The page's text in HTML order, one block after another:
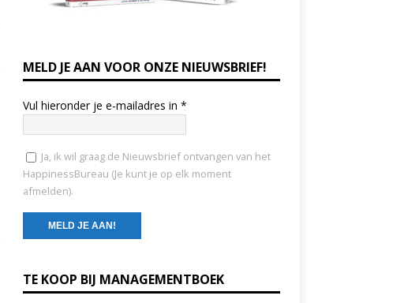
MELD JE AAN VOOR ONZE NIEUWSBRIEF!
Vul hieronder je e-mailadres in *
Ja, ik wil graag de Nieuwsbrief ontvangen van het
HappinessBureau (Je kunt je op elk moment
afmelden).
o
n
TE KOOP BIJ MANAGEMENTBOEK